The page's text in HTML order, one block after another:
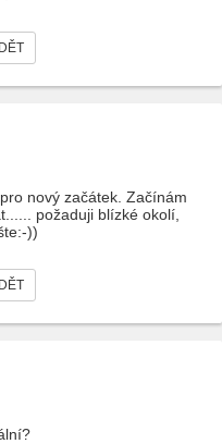
nový začátek. Začínám
požaduji blízké okolí,
))